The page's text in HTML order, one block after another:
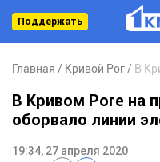
Поддержать
Главная Кривой Рог
В Кривом Роге на
оборвало линии
19:34, 27 апреля 2020